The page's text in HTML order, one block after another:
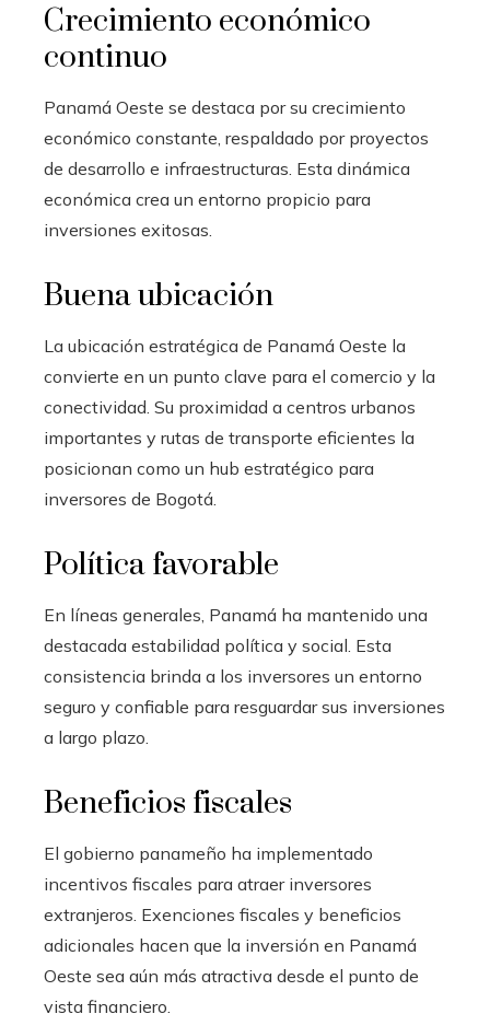
Crecimiento económico
continuo
Panamá Oeste se destaca por su crecimiento
económico constante, respaldado por proyectos
de desarrollo e infraestructuras. Esta dinámica
económica crea un entorno propicio para
inversiones exitosas.
Buena ubicación
La ubicación estratégica de Panamá Oeste la
convierte en un punto clave para el comercio y la
conectividad. Su proximidad a centros urbanos
importantes y rutas de transporte eficientes la
posicionan como un hub estratégico para
inversores de Bogotá.
Política favorable
En líneas generales, Panamá ha mantenido una
destacada estabilidad política y social. Esta
consistencia brinda a los inversores un entorno
seguro y confiable para resguardar sus inversiones
a largo plazo.
Beneficios fiscales
El gobierno panameño ha implementado
incentivos fiscales para atraer inversores
extranjeros. Exenciones fiscales y beneficios
adicionales hacen que la inversión en Panamá
Oeste sea aún más atractiva desde el punto de
vista financiero.